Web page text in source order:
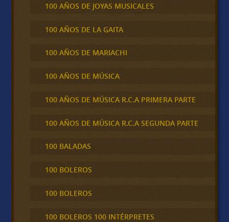
100 AÑOS DE JOYAS MUSICALES
100 AÑOS DE LA GAITA
100 AÑOS DE MARIACHI
100 AÑOS DE MÚSICA
100 AÑOS DE MÚSICA R.C.A PRIMERA PARTE
100 AÑOS DE MÚSICA R.C.A SEGUNDA PARTE
100 BALADAS
100 BOLEROS
100 BOLEROS
100 BOLEROS 100 INTÉRPRETES